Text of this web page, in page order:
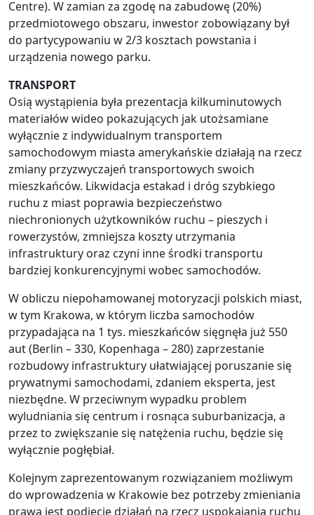
Centre). W zamian za zgodę na zabudowę (20%)
przedmiotowego obszaru, inwestor zobowiązany był
do partycypowaniu w 2/3 kosztach powstania i
urządzenia nowego parku.
TRANSPORT
Osią wystąpienia była prezentacja kilkuminutowych
materiałów wideo pokazujących jak utożsamiane
wyłącznie z indywidualnym transportem
samochodowym miasta amerykańskie działają na rzecz
zmiany przyzwyczajeń transportowych swoich
mieszkańców. Likwidacja estakad i dróg szybkiego
ruchu z miast poprawia bezpieczeństwo
niechronionych użytkowników ruchu – pieszych i
rowerzystów, zmniejsza koszty utrzymania
infrastruktury oraz czyni inne środki transportu
bardziej konkurencyjnymi wobec samochodów.
W obliczu niepohamowanej motoryzacji polskich miast,
w tym Krakowa, w którym liczba samochodów
przypadająca na 1 tys. mieszkańców sięgnęła już 550
aut (Berlin – 330, Kopenhaga – 280) zaprzestanie
rozbudowy infrastruktury ułatwiającej poruszanie się
prywatnymi samochodami, zdaniem eksperta, jest
niezbędne. W przeciwnym wypadku problem
wyludniania się centrum i rosnąca suburbanizacja, a
przez to zwiększanie się natężenia ruchu, będzie się
wyłącznie pogłębiał.
Kolejnym zaprezentowanym rozwiązaniem możliwym
do wprowadzenia w Krakowie bez potrzeby zmieniania
prawa jest podjęcie działań na rzecz uspokajania ruchu